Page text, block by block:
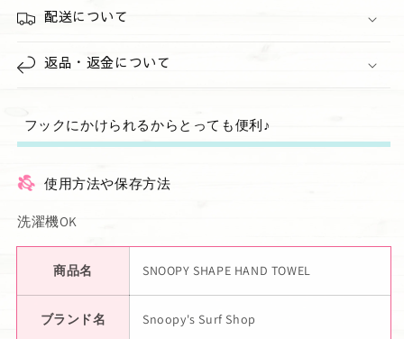
配送について
返品・返金について
フックにかけられるからとっても便利♪
使用方法や保存方法
洗濯機OK
商品名 SNOOPY SHAPE HAND TOWEL
ブランド名 Snoopy's Surf Shop